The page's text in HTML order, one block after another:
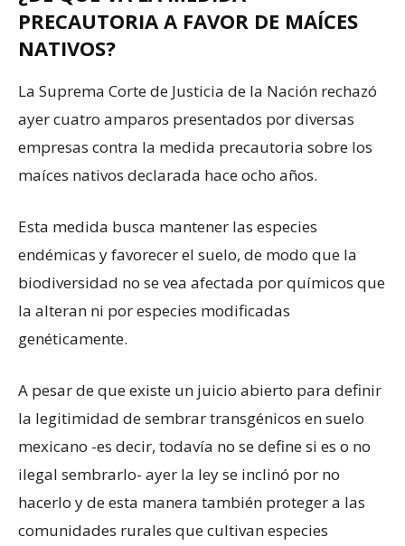
PRECAUTORIA A FAVOR DE MAÍCES
NATIVOS?
La Suprema Corte de Justicia de la Nación rechazó
ayer cuatro amparos presentados por diversas
empresas contra la medida precautoria sobre los
maíces nativos declarada hace ocho años.
Esta medida busca mantener las especies
endémicas y favorecer el suelo, de modo que la
biodiversidad no se vea afectada por químicos que
la alteran ni por especies modificadas
genéticamente.
A pesar de que existe un juicio abierto para definir
la legitimidad de sembrar transgénicos en suelo
mexicano -es decir, todavía no se define si es o no
ilegal sembrarlo- ayer la ley se inclinó por no
hacerlo y de esta manera también proteger a las
comunidades rurales que cultivan especies